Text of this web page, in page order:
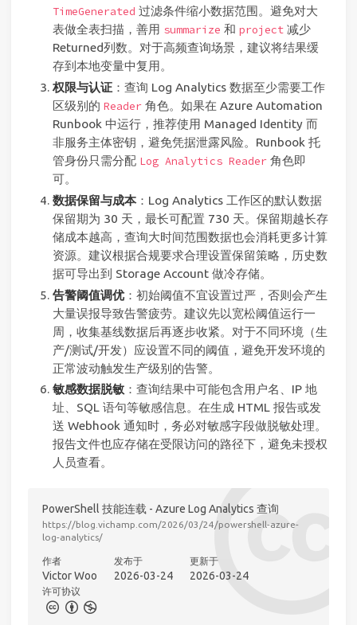
TimeGenerated 过滤条件缩小数据范围。避免对大
表做全表扫描，善用 summarize 和 project减少
Returned列数。对于高频查询场景，建议将结果缓
存到本地变量中复用。
权限与认证：查询 Log Analytics 数据至少需要工作
区级别的 Reader角色。如果在 Azure Automation
Runbook 中运行，推荐使用 Managed Identity 而
非服务主体密钥，避免凭据泄露风险。Runbook 托
管身份只需分配 Log Analytics Reader角色即
可。
数据保留与成本：Log Analytics 工作区的默认数据
保留期为 30 天，最长可配置 730 天。保留期越长存
储成本越高，查询大时间范围数据也会消耗更多计算
资源。建议根据合规要求合理设置保留策略，历史数
据可导出到 Storage Account 做冷存储。
告警阈值调优：初始阈值不宜设置过严，否则会产生
大量误报导致告警疲劳。建议先以宽松阈值运行一
周，收集基线数据后再逐步收紧。对于不同环境（生
产/测试/开发）应设置不同的阈值，避免开发环境的
正常波动触发生产级别的告警。
敏感数据脱敏：查询结果中可能包含用户名、IP 地
址、SQL 语句等敏感信息。在生成 HTML 报告或发
送 Webhook 通知时，务必对敏感字段做脱敏处理。
报告文件也应存储在受限访问的路径下，避免未授权
人员查看。
PowerShell 技能连载 - Azure Log Analytics 查询
https://blog.vichamp.com/2026/03/24/powershell-azure-
log-analytics/
作者
Victor Woo
发布于
2026-03-24
更新于
2026-03-24
许可协议